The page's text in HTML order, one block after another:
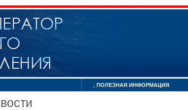
ПОЛЕЗНАЯ ИНФОРМАЦИЯ